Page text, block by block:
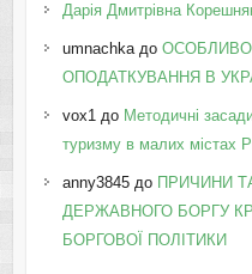
Дарія Дмитрівна
umnachkaдо
ОПОДАТКУВАННЯ В
vox1до Методичні
туризму в малих містах
anny3845до ПРИЧИНИ
ДЕРЖАВНОГО БОРГУ
БОРГОВОЇ ПОЛІТИКИ